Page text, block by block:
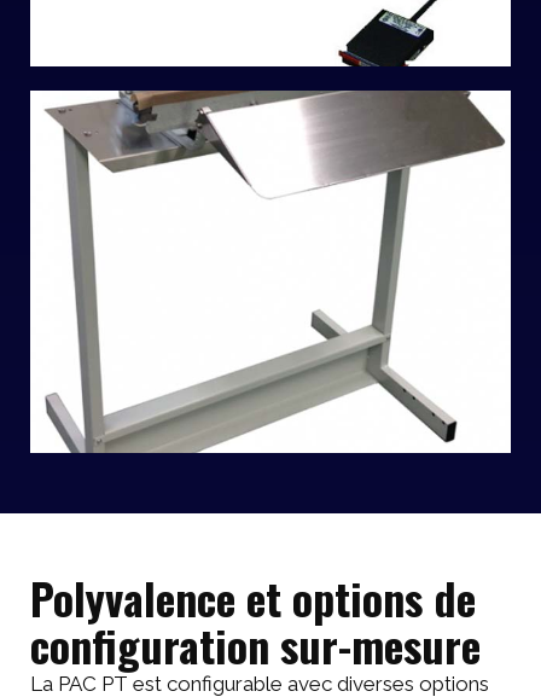
Polyvalence et options de
configuration sur-mesure
La PAC PT est configurable avec diverses options